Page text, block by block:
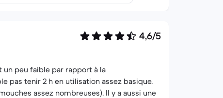
4,6/5
peu faible par rapport à la
pas tenir 2 h en utilisation assez basique.
assez nombreuses). Il y a aussi une